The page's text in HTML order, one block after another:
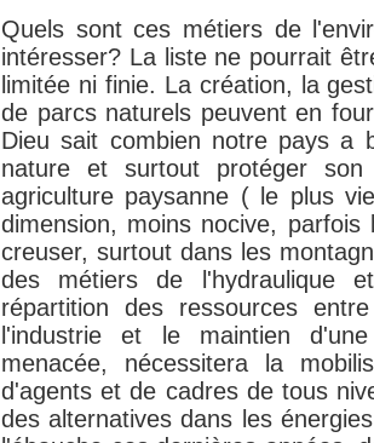
Quels sont ces métiers de
intéresser? La liste ne pourrait
limitée ni finie. La création, la
de parcs naturels peuvent en
Dieu sait combien notre pays a
nature et surtout protéger
agriculture paysanne ( le plus
dimension, moins nocive,
creuser, surtout dans les
des métiers de l'hydraulique
répartition des ressources
l'industrie et le maintien
menacée, nécessitera la
d'agents et de cadres de tous
des alternatives dans les